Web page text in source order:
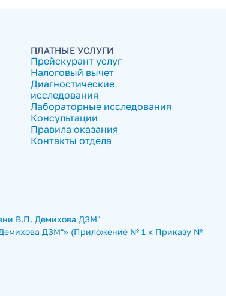
ПЛАТНЫЕ УСЛУГИ
Прейскурант услуг
Налоговый вычет
Диагностические
исследования
Лабораторные исследования
Консультации
Правила оказания
Контакты отдела
В.П. Демихова ДЗМ"
Демихова ДЗМ"» (Приложение № 1 к Приказу №